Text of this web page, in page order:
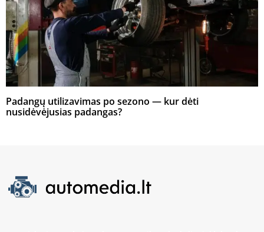
Padangų utilizavimas po sezono — kur dėti
nusidėvėjusias padangas?